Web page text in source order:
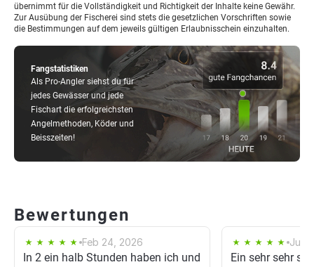
Fangstatistiken
Als Pro-Angler siehst du für
jedes Gewässer und jede
Fischart die erfolgreichsten
Angelmethoden, Köder und
Beisszeiten!
übernimmt für die Vollständigkeit und Richtigkeit der Inhalte keine Gewähr.
Zur Ausübung der Fischerei sind stets die gesetzlichen Vorschriften sowie
die Bestimmungen auf dem jeweils gültigen Erlaubnisschein einzuhalten.
Bewertungen
Feb 24, 2026
In 2 ein halb Stunden haben ich und
Jun
Ein sehr sehr